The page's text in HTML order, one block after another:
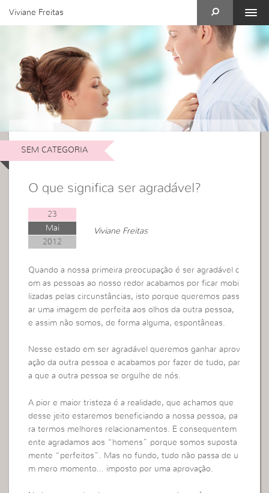
Viviane Freitas
SEM CATEGORIA
O que significa ser agradável?
23
Mai
2012
Viviane Freitas
Quando a nossa primeira preocupação é ser agradável c
om as pessoas ao nosso redor acabamos por ficar mobi
lizadas pelas circunstâncias, isto porque queremos pass
ar uma imagem de perfeita aos olhos da outra pessoa,
e assim não somos, de forma alguma, espontâneas.
Nesse estado em ser agradável queremos ganhar aprov
ação da outra pessoa e acabamos por fazer de tudo, par
a que a outra pessoa se orgulhe de nós.
A pior e maior tristeza é a realidade, que achamos que
desse jeito estaremos beneficiando a nossa pessoa, pa
ra termos melhores relacionamentos. E consequentem
ente agradamos aos “homens” porque somos suposta
mente “perfeitos”. Mas no fundo, tudo não passa de u
m mero momento… imposto por uma aprovação.